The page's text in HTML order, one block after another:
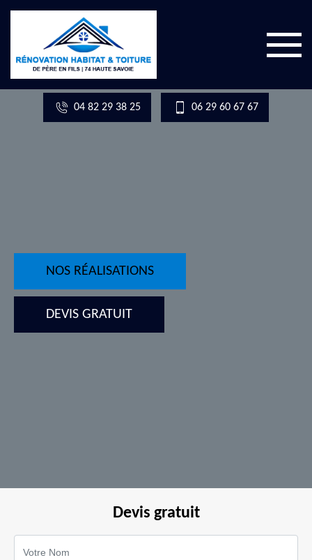
04 82 29 38 25 06 29 60 67 67
NOS RÉALISATIONS
DEVIS GRATUIT
Devis gratuit